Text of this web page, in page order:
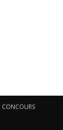
CONCOURS